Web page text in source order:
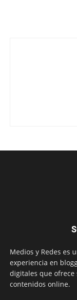
Medios y Redes es
experiencia en
digitales que ofrece
contenidos online.